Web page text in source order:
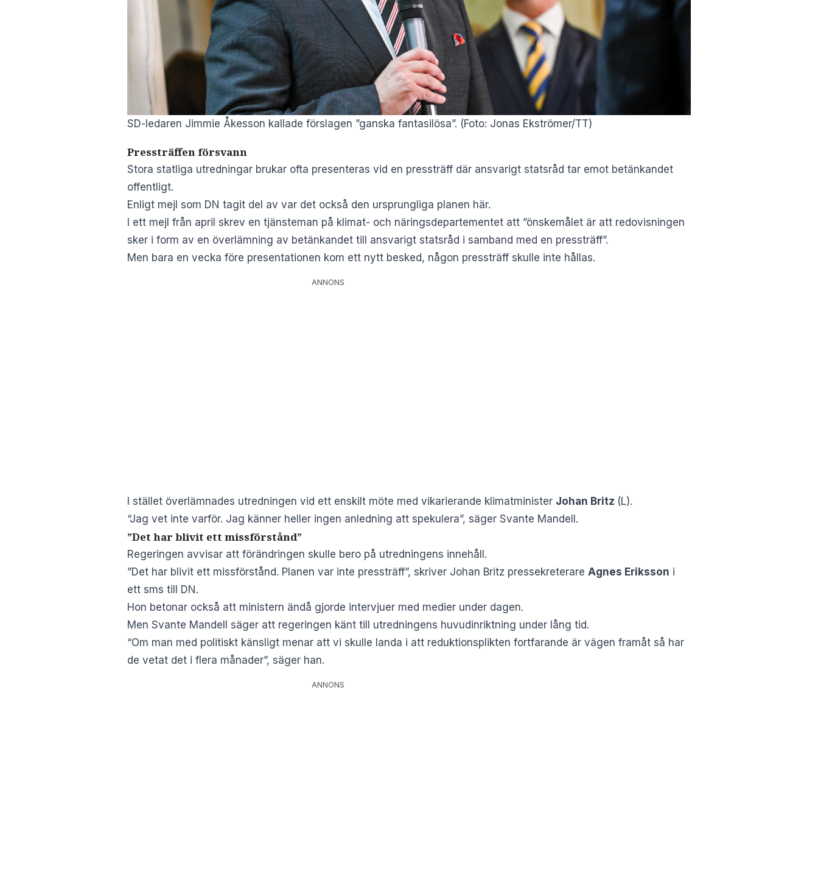
SD-ledaren Jimmie Åkesson kallade förslagen ”ganska fantasilösa”. (Foto: Jonas Ekströmer/TT)
Pressträffen försvann
Stora statliga utredningar brukar ofta presenteras vid en pressträff där ansvarigt statsråd tar emot betänkandet
offentligt.
Enligt mejl som DN tagit del av var det också den ursprungliga planen här.
I ett mejl från april skrev en tjänsteman på klimat- och näringsdepartementet att ”önskemålet är att redovisningen
sker i form av en överlämning av betänkandet till ansvarigt statsråd i samband med en pressträff”.
Men bara en vecka före presentationen kom ett nytt besked, någon pressträff skulle inte hållas.
ANNONS
I stället överlämnades utredningen vid ett enskilt möte med vikarierande klimatminister Johan Britz (L).
“Jag vet inte varför. Jag känner heller ingen anledning att spekulera”, säger Svante Mandell.
”Det har blivit ett missförstånd”
Regeringen avvisar att förändringen skulle bero på utredningens innehåll.
”Det har blivit ett missförstånd. Planen var inte pressträff”, skriver Johan Britz pressekreterare Agnes Eriksson i
ett sms till DN.
Hon betonar också att ministern ändå gjorde intervjuer med medier under dagen.
Men Svante Mandell säger att regeringen känt till utredningens huvudinriktning under lång tid.
“Om man med politiskt känsligt menar att vi skulle landa i att reduktionsplikten fortfarande är vägen framåt så har
de vetat det i flera månader”, säger han.
ANNONS